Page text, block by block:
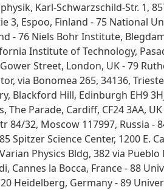
Karl-Schwarzschild-Str. 1,
3, Espoo, Finland - 75 National
- 76 Niels Bohr Institute,
Institute of Technology,
Street, London, UK - 79
via Bonomea 265, 34136,
Blackford Hill, Edinburgh EH9
The Parade, Cardiff, CF24 3AA,
84/32, Moscow 117997, Russia -
Spitzer Science Center, 1200 E.
Physics Bldg, 382 via
Cannes la Bocca, France - 88
Heidelberg, Germany - 89